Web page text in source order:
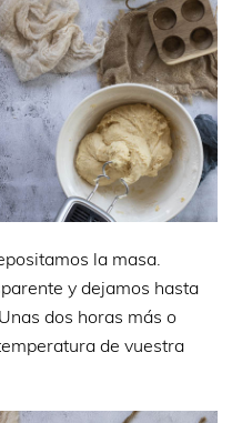
la masa.
y dejamos hasta
dos horas más o
de vuestra